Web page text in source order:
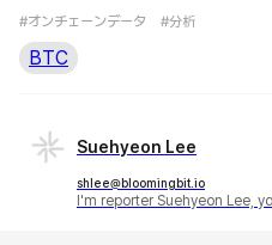
#オンチェーンデータ #分析
BTC
Suehyeon Lee
shlee@bloomingbit.io
I'm reporter Suehyeon Lee,